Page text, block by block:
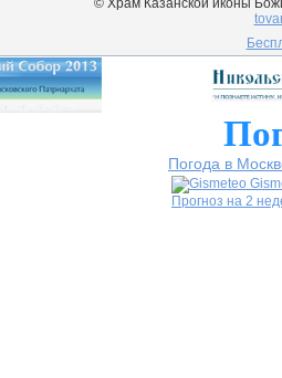
© Храм Казанской иконы
Погода в
Прогноз на 2